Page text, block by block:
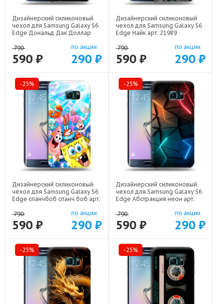
Дизайнерский силиконовый
чехол для Samsung Galaxy S6
Edge Дональд Дак Доллар
790
590 ₽
по акции
290 ₽
Дизайнерский силиконовый
чехол для Samsung Galaxy S6
Edge Найк арт: 21989
790
590 ₽
по акции
290 ₽
-25%
Дизайнерский силиконовый
чехол для Samsung Galaxy S6
Edge спанчбоб спанч боб арт:
790
590 ₽
по акции
290 ₽
-25%
Дизайнерский силиконовый
чехол для Samsung Galaxy S6
Edge Абстракция неон арт:
790
590 ₽
по акции
290 ₽
-25% -25%